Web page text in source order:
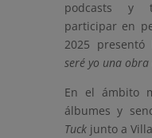
podcasts y
participar en
2025
seré yo una obra
En el ámbito
álbumes y
Tuckjunto a